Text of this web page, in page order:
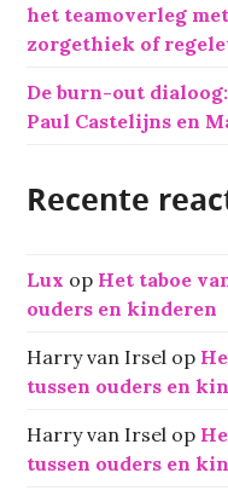
het teamoverleg
zorgethiek of
De burn-out
Paul Castelijns en
Recente
Lux op Het taboe
ouders en kinderen
Harry van Irsel op
tussen ouders en
Harry van Irsel op
tussen ouders en